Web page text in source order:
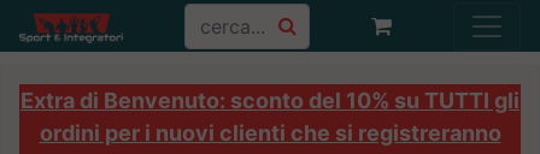
Extra di Benvenuto: sconto del 10% su TUTTI gli
ordini per i nuovi clienti che si registreranno